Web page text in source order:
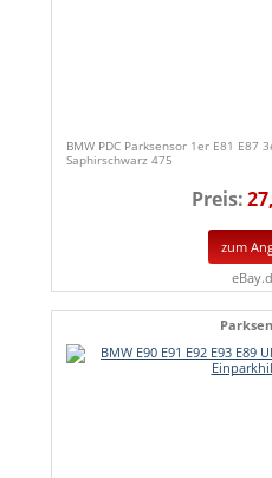
BMW PDC Parksensor 1er E81 E87
Saphirschwarz 475
Preis:
zum